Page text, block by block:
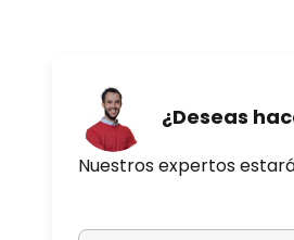
¿Deseas
Nuestros expertos